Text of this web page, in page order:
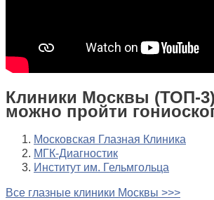
Клиники Москвы (ТОП-
можно пройти
Московская Глазная Клиника
МГК-Диагностик
Институт им. Гельмгольца
Все глазные клиники Москвы >>>